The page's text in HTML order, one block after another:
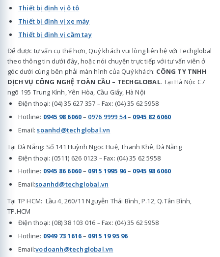
Thiết bị định vị ô tô
Thiết bị định vị xe máy
Thiết bị định vị cầm tay
Để được tư vấn cụ thể hơn, Quý khách vui lòng liên hệ với Techglobal
theo thông tin dưới đây, hoặc nói chuyện trực tiếp với tư vấn viên ở
góc dưới cùng bên phải màn hình của Quý khách: CÔNG TY TNHH
DỊCH VỤ CÔNG NGHỆ TOÀN CẦU – TECHGLOBAL. Tại Hà Nội: C7
ngõ 195 Trung Kính, Yên Hòa, Cầu Giấy, Hà Nội
Điện thoại: (04) 35 627 357 – Fax: (04) 35 62 5958
Hotline: 0945 98 6060– 0976 9999 54– 0945 82 6060
Email:soanhd@techglobal.vn
Tại Đà Nẵng: Số 141 Huỳnh Ngọc Huệ, Thanh Khê, Đà Nẵng
Điện thoại: (0511) 626 0123 – Fax: (04) 35 62 5958
Hotline: 0945 86 6060– 0915 1995 96– 0945 98 6060
Email:soanhd@techglobal.vn
Tại TP HCM: Lầu 4, 260/11 Nguyễn Thái Bình, P.12, Q.Tân Bình,
TP.HCM
Điện thoại: (08) 38 103 016 – Fax: (04) 35 62 5958
Hotline: 0949 73 1616– 0915 19 95 96
Email:vodoanh@techglobal.vn